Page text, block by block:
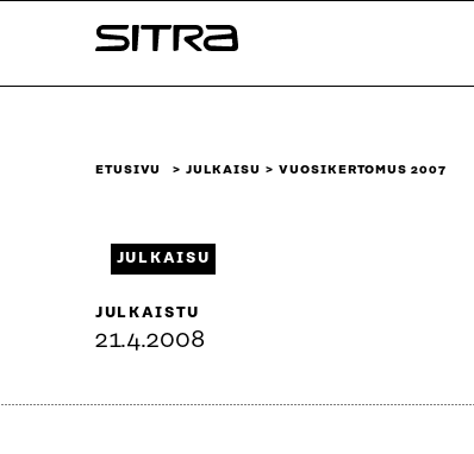
sisältöön
Sitra
ETUSIVU JULKAISU VUOSIKERTOMUS 2007
JULKAISU
JULKAISTU
21.4.2008